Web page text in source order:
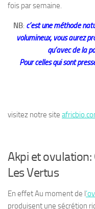
fois par semaine.
NB: c’est une méthode
volumineux, vous aurez
qu’avec de la
Pour celles qui sont
visitez notre site
Akpi et ovulation:
Les Vertus
En effet Au moment de l
produisent une sécrétion